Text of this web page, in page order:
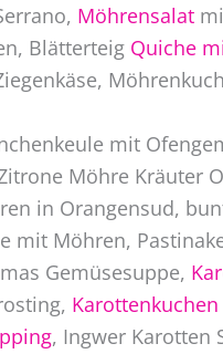
Möhrensalat
Blätterteig Quiche
mit
Möhre Kräuter
in Orangensud,
mit Möhren,
Gemüsesuppe,
, Ingwer Karotten